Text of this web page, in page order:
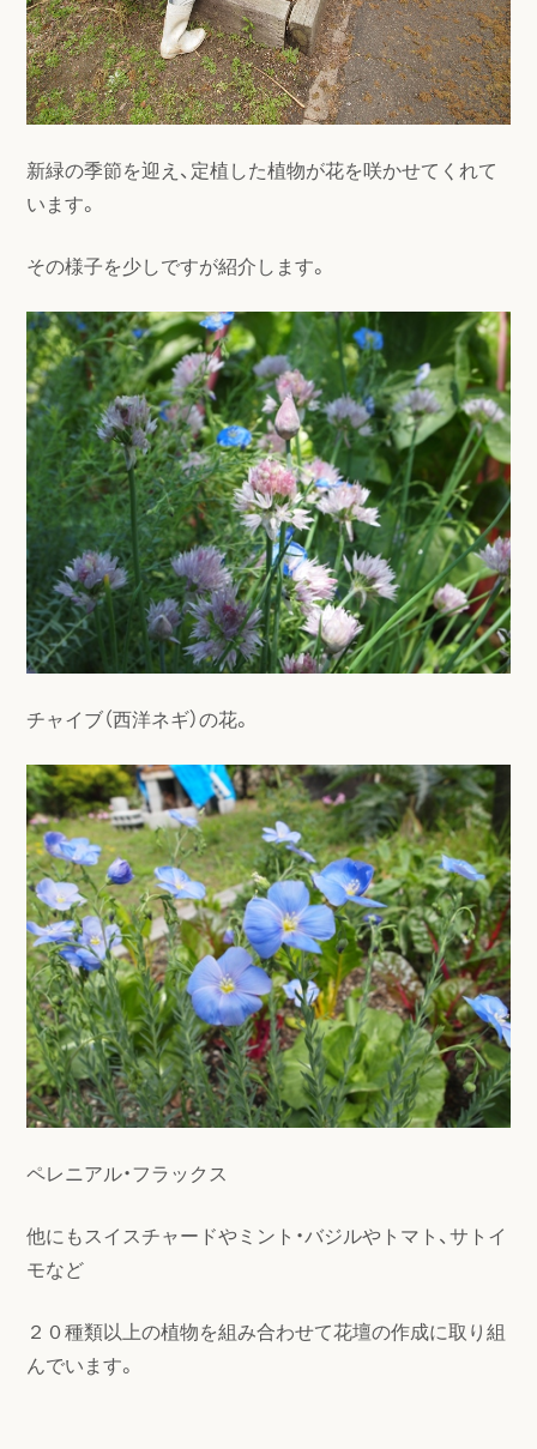
新緑の季節を迎え、定植した植物が花を咲かせてくれて
います。
その様子を少しですが紹介します。
チャイブ（西洋ネギ）の花。
ペレニアル・フラックス
他にもスイスチャードやミント・バジルやトマト、サトイ
モなど
２０種類以上の植物を組み合わせて花壇の作成に取り組
んでいます。